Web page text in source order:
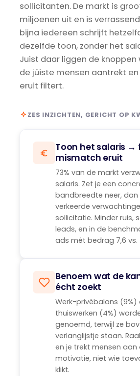
sollicitanten. De markt is
miljoenen uit en is
bijna iedereen schrijft
dezelfde toon, zonder het
Juist daar liggen de
de júiste mensen aantrekt
eruit filtert.
ZES INZICHTEN, GERICHT OP
Toon het salaris →
mismatch eruit
73% van de markt
salaris. Zet je een
bandbreedte neer, dan
verkeerde
sollicitatie. Minder ruis,
leads, en in de
ads mét bedrag 7,6 vs.
Benoem wat de
écht zoekt
Werk-privébalans (9%)
thuiswerken (4%)
genoemd, terwijl ze
verlanglijstje staan.
en je trekt mensen aan
motivatie, niet wie
klikt.